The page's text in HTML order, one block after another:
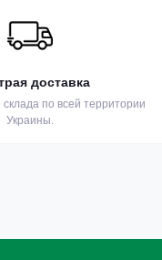
доставка
по всей территории
Украины.